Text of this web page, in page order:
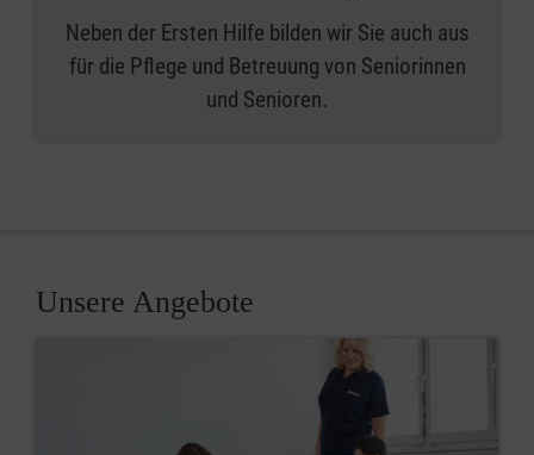
Neben der Ersten Hilfe bilden wir Sie auch aus
für die Pflege und Betreuung von Seniorinnen
und Senioren.
Unsere Angebote